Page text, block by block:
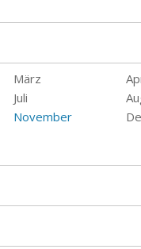
März
Juli
November